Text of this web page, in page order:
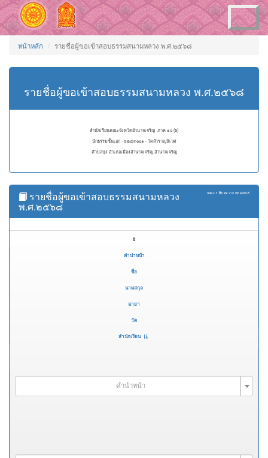
Toggle
navigation
หน้าหลัก รายชื่อผู้ขอเข้าสอบธรรมสนามหลวง พ.ศ.๒๕๖๘
รายชื่อผู้ขอเข้าสอบธรรมสนามหลวง พ.ศ.๒๕๖๘
สำนักเรียนคณะจังหวัดอำนาจเจริญ ภาค ๑๐ (ธ)
นักธรรมชั้นเอก - ๖๒๔๓๐๐๑ - วัดสำราญนิเวศ
ตำบลบุ่ง อำเภอเมืองอำนาจเจริญ อำนาจเจริญ
แสดง 1 ถึง 22 จาก 22 ผลลัพธ์
รายชื่อผู้ขอเข้าสอบธรรมสนามหลวง
พ.ศ.๒๕๖๘
#
คำนำหน้า
ชื่อ
นามสกุล
ฉายา
วัด
สำนักเรียน
คำนำหน้า